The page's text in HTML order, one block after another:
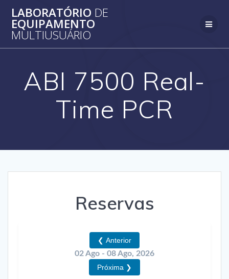
LABORATÓRIO DE
EQUIPAMENTO
MULTIUSUÁRIO
ABI 7500 Real-
Time PCR
Reservas
❮ Anterior
02 Ago - 08 Ago, 2026
Próxima ❯